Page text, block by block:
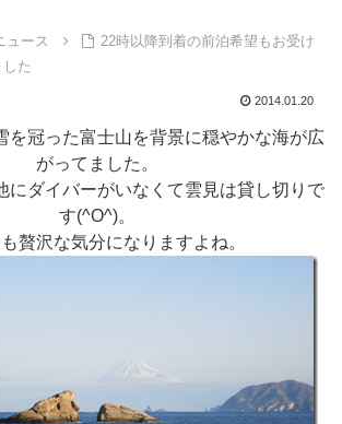
ュース
22時以降到着の前泊希望もお受け
た
2014.01.20
を冠った富士山を背景に穏やかな海が広
がってました。
にダイバーがいなくて雲見は貸し切りで
す(^O^)。
贅沢な気分になりますよね。